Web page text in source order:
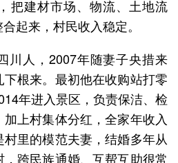
把建材市场、物流、土地流
起来，村民收入稳定。
川人，2007年随妻子央措来
根来。最初他在收购站打零
年进入景区，负责保洁、检
上村集体分红，全家年收入
里的模范夫妻，结婚多年从
跨民族通婚、互帮互助很常